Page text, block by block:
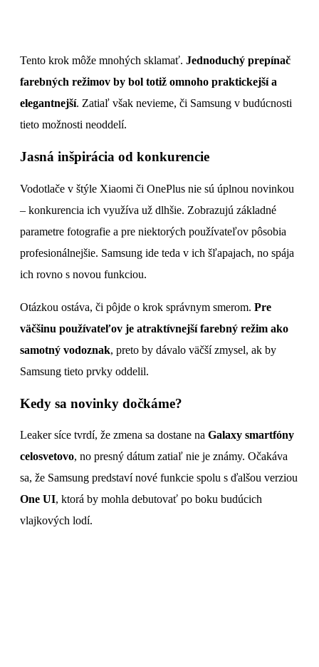
Tento krok môže mnohých sklamať. Jednoduchý prepínač
farebných režimov by bol totiž omnoho praktickejší a
elegantnejší. Zatiaľ však nevieme, či Samsung v budúcnosti
tieto možnosti neoddelí.
Jasná inšpirácia od konkurencie
Vodotlače v štýle Xiaomi či OnePlus nie sú úplnou novinkou
– konkurencia ich využíva už dlhšie. Zobrazujú základné
parametre fotografie a pre niektorých používateľov pôsobia
profesionálnejšie. Samsung ide teda v ich šľapajach, no spája
ich rovno s novou funkciou.
Otázkou ostáva, či pôjde o krok správnym smerom. Pre
väčšinu používateľov je atraktívnejší farebný režim ako
samotný vodoznak, preto by dávalo väčší zmysel, ak by
Samsung tieto prvky oddelil.
Kedy sa novinky dočkáme?
Leaker síce tvrdí, že zmena sa dostane na Galaxy smartfóny
celosvetovo, no presný dátum zatiaľ nie je známy. Očakáva
sa, že Samsung predstaví nové funkcie spolu s ďalšou verziou
One UI, ktorá by mohla debutovať po boku budúcich
vlajkových lodí.